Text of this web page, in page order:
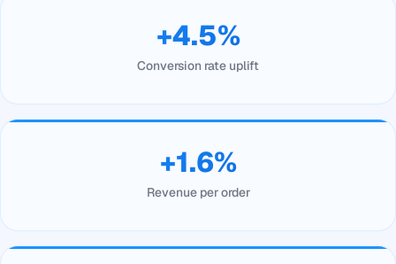
+4.5%
Conversion rate uplift
+1.6%
Revenue per order